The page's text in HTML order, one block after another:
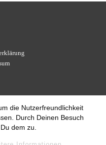
die Nutzerfreundlichkeit
Durch Deinen Besuch
dem zu.